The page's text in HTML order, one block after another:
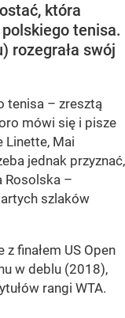
która
tenisa.
rozegrała swój
tenisa – zresztą
mówi się i pisze
Linette, Mai
jednak przyznać,
Rosolska –
szlaków
finałem US Open
w deblu (2018),
rangi WTA.